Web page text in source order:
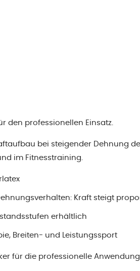
den professionellen Einsatz.
bei steigender Dehnung
im Fitnesstraining.
Kraft steigt
erhältlich
Breiten- und Leistungssport
für die professionelle Anwendung